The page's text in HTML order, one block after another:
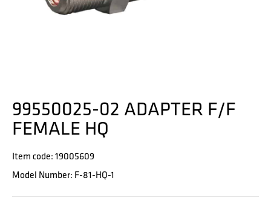
99550025-02 ADAPTER F/F
FEMALE HQ
Item code: 19005609
Model Number: F-81-HQ-1